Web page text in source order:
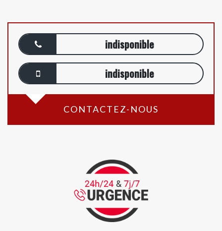
indisponible
indisponible
CONTACTEZ-NOUS